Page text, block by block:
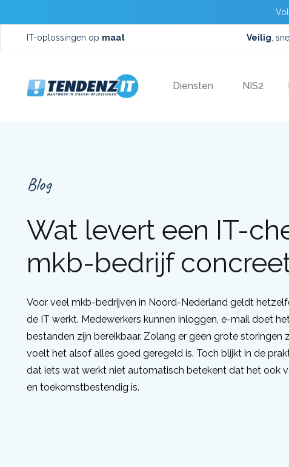
IT-oplossingen op maat Veilig ,
Diensten NIS2
Blog
Wat levert een IT-
mkb-bedrijf
Voor veel mkb-bedrijven in Noord-Nederland geldt
de IT werkt. Medewerkers kunnen inloggen, e-mail doet
bestanden zijn bereikbaar. Zolang er geen grote storingen
voelt het alsof alles goed geregeld is. Toch blijkt in de
dat iets wat werkt niet automatisch betekent dat het ook
en toekomstbestendig is.